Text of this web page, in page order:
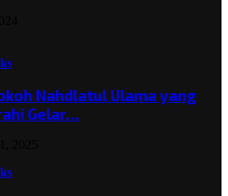
Nahdlatul Ulama yang
Gelar…